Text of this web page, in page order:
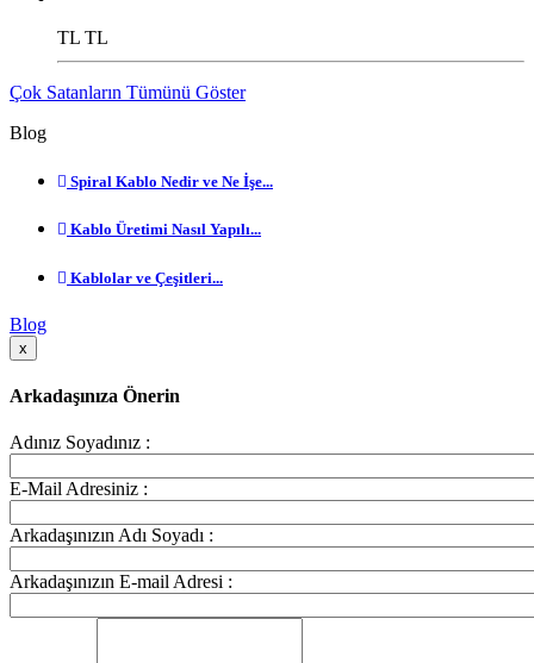
TL TL
Çok Satanların Tümünü Göster
Blog
Spiral Kablo Nedir ve Ne İşe...
Kablo Üretimi Nasıl Yapılı...
Kablolar ve Çeşitleri...
Blog
x
Arkadaşınıza Önerin
Adınız Soyadınız :
E-Mail Adresiniz :
Arkadaşınızın Adı Soyadı :
Arkadaşınızın E-mail Adresi :